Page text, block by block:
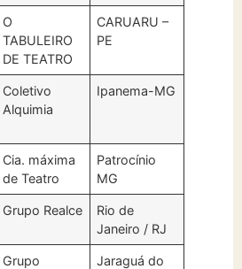
O
TABULEIRO
DE TEATRO
CARUARU –
PE
Coletivo
Alquimia
Ipanema-MG
Cia. máxima
de Teatro
Patrocínio
MG
Grupo Realce
Rio de
Janeiro / RJ
Grupo
Jaraguá do